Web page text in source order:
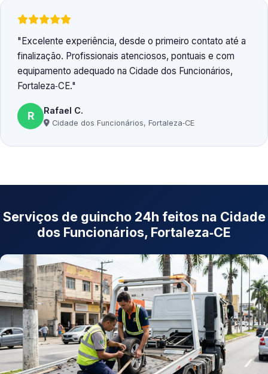
Excelente experiência, desde o primeiro contato até a
finalização. Profissionais atenciosos, pontuais e com
equipamento adequado na Cidade dos Funcionários,
Fortaleza‑CE.
R Rafael C.
Cidade dos Funcionários, Fortaleza‑CE
Serviços de guincho 24h feitos na Cidade
dos Funcionários, Fortaleza‑CE